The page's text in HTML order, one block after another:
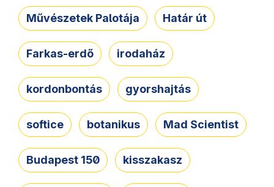
Művészetek Palotája Határ út
Farkas-erdő irodaház
kordonbontás gyorshajtás
softice botanikus Mad Scientist
Budapest 150 kisszakasz